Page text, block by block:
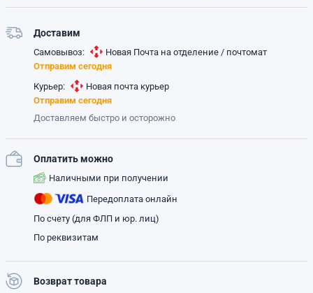
Доставим
Самовывоз:
Новая Почта на отделение / почтомат
Отправим сегодня
Курьер:
Новая почта курьер
Отправим сегодня
Доставляем быстро и осторожно
Оплатить можно
Наличными при получении
Передоплата онлайн
По счету (для ФЛП и юр. лиц)
По реквизитам
Возврат товара